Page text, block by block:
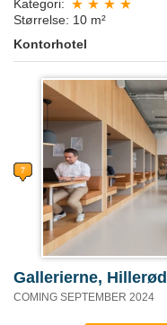
Kategori:
Størrelse: 10 m²
Kontorhotel
Gallerierne, Hillerød
COMING SEPTEMBER 2024